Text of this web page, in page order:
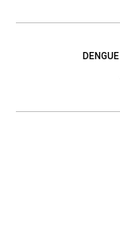
DENGUE